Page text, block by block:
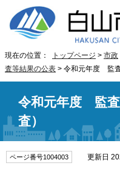
現在の位置： トップページ > 市政
査等結果の公表 > 令和元年度 監査
令和元年度 監査
査）
ページ番号1004003 更新日